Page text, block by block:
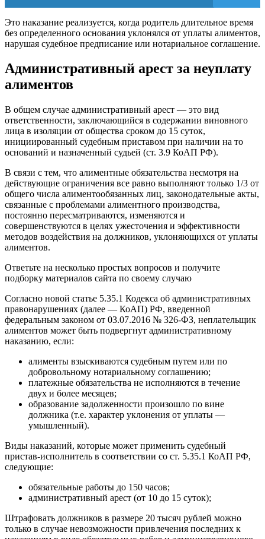
Это наказание реализуется, когда родитель длительное время
без определенного основания уклонялся от уплаты алиментов,
нарушая судебное предписание или нотариальное соглашение.
Административный арест за неуплату
алиментов
В общем случае административный арест — это вид
ответственности, заключающийся в содержании виновного
лица в изоляции от общества сроком до 15 суток,
инициированный судебным приставом при наличии на то
оснований и назначенный судьей (ст. 3.9 КоАП РФ).
В связи с тем, что алиментные обязательства несмотря на
действующие ограничения все равно выполняют только 1/3 от
общего числа алиментообязанных лиц, законодательные акты,
связанные с проблемами алиментного производства,
постоянно пересматриваются, изменяются и
совершенствуются в целях ужесточения и эффективности
методов воздействия на должников, уклоняющихся от уплаты
алиментов.
Ответьте на несколько простых вопросов и получите
подборку материалов сайта по своему случаю
Согласно новой статье 5.35.1 Кодекса об административных
правонарушениях (далее — КоАП) РФ, введенной
федеральным законом от 03.07.2016 № 326-ФЗ, неплательщик
алиментов может быть подвергнут административному
наказанию, если:
алименты взыскиваются судебным путем или по
добровольному нотариальному соглашению;
платежные обязательства не исполняются в течение
двух и более месяцев;
образование задолженности произошло по вине
должника (т.е. характер уклонения от уплаты —
умышленный).
Виды наказаний, которые может применить судебный
пристав-исполнитель в соответствии со ст. 5.35.1 КоАП РФ,
следующие:
обязательные работы до 150 часов;
административный арест (от 10 до 15 суток);
Штрафовать должников в размере 20 тысяч рублей можно
только в случае невозможности привлечения последних к